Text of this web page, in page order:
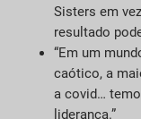
Sisters em
resultado
“Em um
caótico, a
a covid…
liderança.”